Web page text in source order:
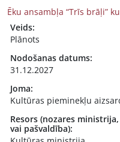
Ēku ansambļa “Trīs brāļi”
Veids:
Plānots
Nodošanas datums:
31.12.2027
Joma:
Kultūras pieminekļu
Resors (nozares
vai pašvaldība):